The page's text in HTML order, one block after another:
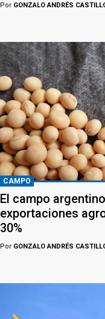
Por GONZALO ANDRÉS
CAMPO
El campo
exportaciones
30%
Por GONZALO ANDRÉS